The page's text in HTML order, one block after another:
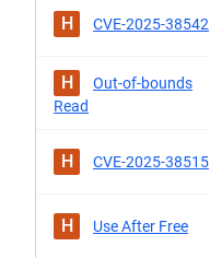
H CVE-2025-38542
H
Out-of-bounds
Read
H CVE-2025-38515
H Use After Free